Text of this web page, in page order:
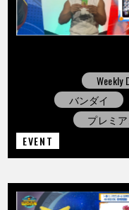
Weekly
バンダイ
プレミ
EVENT